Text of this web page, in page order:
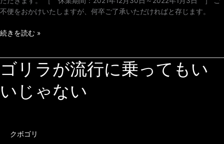
不便をおかけいたしますが、何卒ご了承いただければと存じます。
知
せ
続きを読む »
ゴリラが流行に乗ってもい
いじゃない
クボゴリ
ゴ
リ
ラ
が